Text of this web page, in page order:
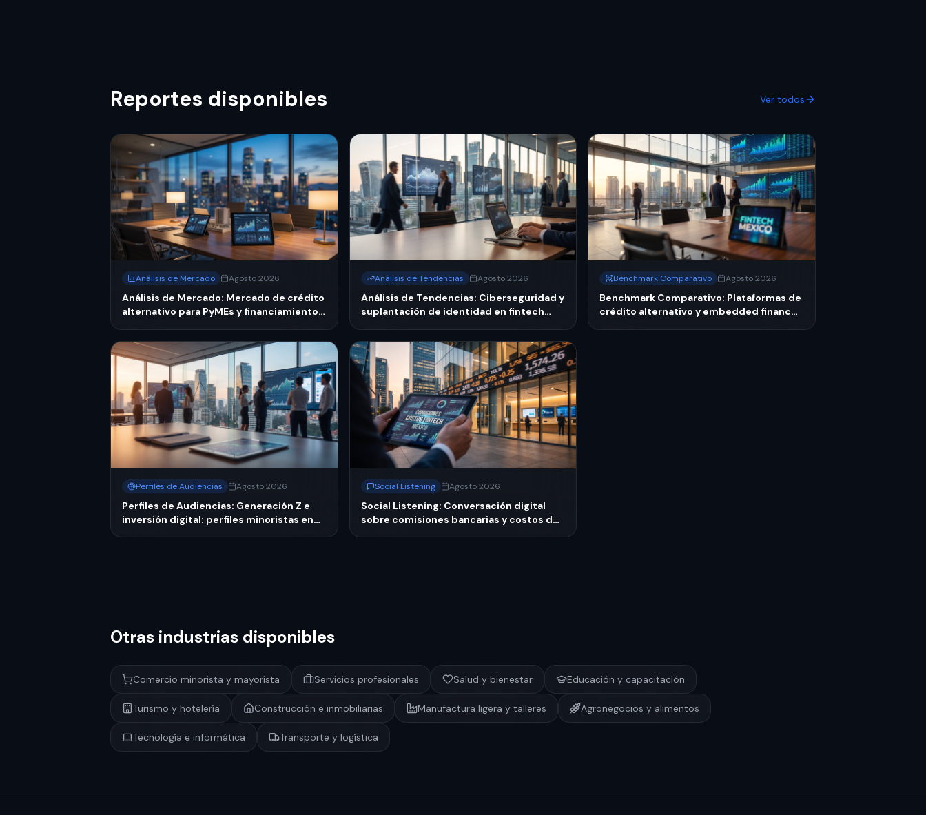
Reportes disponibles Ver todos
Análisis de Mercado Agosto 2026
Análisis de Mercado: Mercado de crédito
alternativo para PyMEs y financiamiento
Análisis de Tendencias Agosto 2026
Análisis de Tendencias: Ciberseguridad y
suplantación de identidad en fintech
Benchmark Comparativo Agosto 2026
Benchmark Comparativo: Plataformas de
crédito alternativo y embedded finance:
Perfiles de Audiencias Agosto 2026
Perfiles de Audiencias: Generación Z e
inversión digital: perfiles minoristas en
Social Listening Agosto 2026
Social Listening: Conversación digital
sobre comisiones bancarias y costos de
Otras industrias disponibles
Comercio minorista y mayorista Servicios profesionales Salud y bienestar Educación y capacitación
Turismo y hotelería Construcción e inmobiliarias Manufactura ligera y talleres Agronegocios y alimentos
Tecnología e informática Transporte y logística